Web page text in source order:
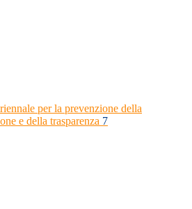
per la prevenzione della
e della trasparenza 7